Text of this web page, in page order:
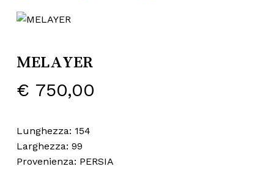
MELAYER
€ 750,00
Lunghezza: 154
Larghezza: 99
Provenienza: PERSIA